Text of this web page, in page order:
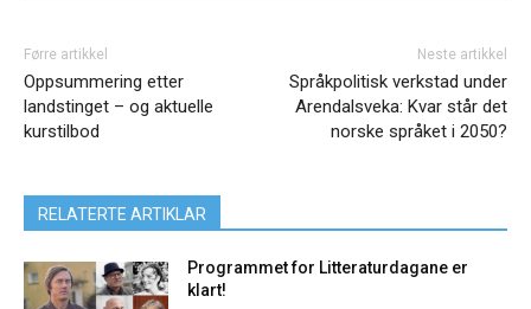
Førre artikkel
Oppsummering etter
landstinget – og aktuelle
kurstilbod
Neste artikkel
Språkpolitisk verkstad under
Arendalsveka: Kvar står det
norske språket i 2050?
RELATERTE ARTIKLAR
Programmet for Litteraturdagane er
klart!